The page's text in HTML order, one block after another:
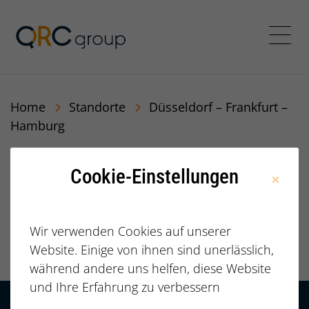
Jörg Speikamp
Home Standorte
Düsseldorf – Frankfurt –
Hamburg
Düsseldorf –
Frankfurt –
Hamburg
Cookie-Einstellungen
Wir verwenden Cookies auf unserer
Website. Einige von ihnen sind unerlässlich,
während andere uns helfen, diese Website
und Ihre Erfahrung zu verbessern